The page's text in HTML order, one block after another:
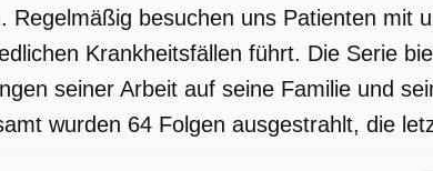
Regelmäßig besuchen uns Patienten mit
Krankheitsfällen führt. Die Serie
seiner Arbeit auf seine Familie und
wurden 64 Folgen ausgestrahlt, die